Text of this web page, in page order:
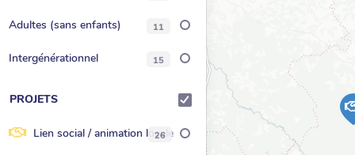
Adultes (sans enfants) 11
Intergénérationnel 15
PROJETS
Lien social / animation locale
26